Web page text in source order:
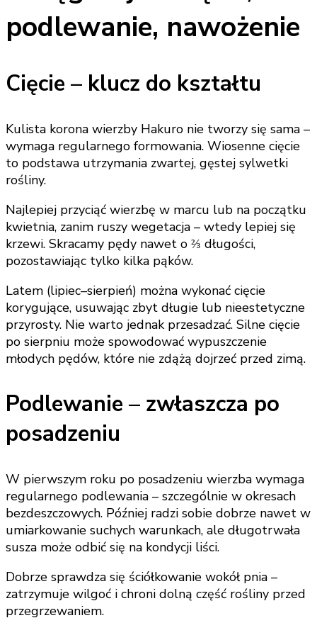
podlewanie, nawożenie
Cięcie – klucz do kształtu
Kulista korona wierzby Hakuro nie tworzy się sama –
wymaga regularnego formowania. Wiosenne cięcie
to podstawa utrzymania zwartej, gęstej sylwetki
rośliny.
Najlepiej przyciąć wierzbę w marcu lub na początku
kwietnia, zanim ruszy wegetacja – wtedy lepiej się
krzewi. Skracamy pędy nawet o ⅔ długości,
pozostawiając tylko kilka pąków.
Latem (lipiec–sierpień) można wykonać cięcie
korygujące, usuwając zbyt długie lub nieestetyczne
przyrosty. Nie warto jednak przesadzać. Silne cięcie
po sierpniu może spowodować wypuszczenie
młodych pędów, które nie zdążą dojrzeć przed zimą.
Podlewanie – zwłaszcza po
posadzeniu
W pierwszym roku po posadzeniu wierzba wymaga
regularnego podlewania – szczególnie w okresach
bezdeszczowych. Później radzi sobie dobrze nawet w
umiarkowanie suchych warunkach, ale długotrwała
susza może odbić się na kondycji liści.
Dobrze sprawdza się ściółkowanie wokół pnia –
zatrzymuje wilgoć i chroni dolną część rośliny przed
przegrzewaniem.